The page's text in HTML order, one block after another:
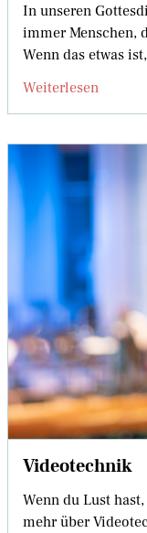
In unseren
immer Menschen,
Wenn das etwas
Weiterlesen
Videotechnik
Wenn du Lust
mehr über